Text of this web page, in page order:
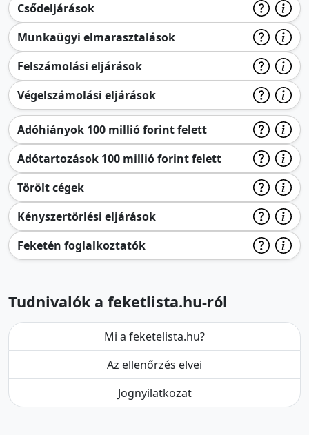
Csődeljárások
Munkaügyi elmarasztalások
Felszámolási eljárások
Végelszámolási eljárások
Adóhiányok 100 millió forint felett
Adótartozások 100 millió forint felett
Törölt cégek
Kényszertörlési eljárások
Feketén foglalkoztatók
Tudnivalók a feketlista.hu-ról
Mi a feketelista.hu?
Az ellenőrzés elvei
Jognyilatkozat